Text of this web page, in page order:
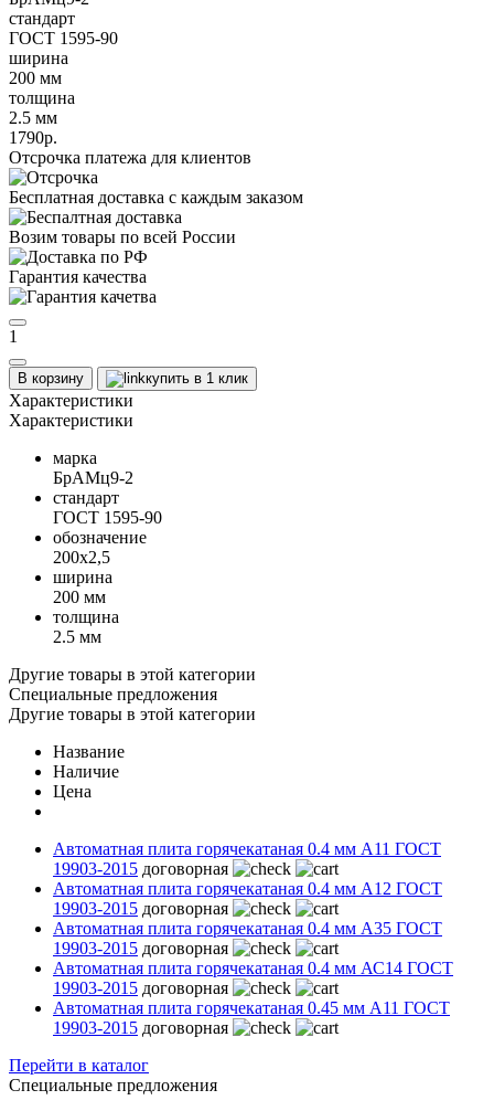
стандарт
ГОСТ 1595-90
ширина
200 мм
толщина
2.5 мм
1790р.
Отсрочка платежа для клиентов
Бесплатная доставка с каждым заказом
Возим товары по всей России
Гарантия качества
1
В корзину купить в 1 клик
Характеристики
Характеристики
марка
БрАМц9-2
стандарт
ГОСТ 1595-90
обозначение
200х2,5
ширина
200 мм
толщина
2.5 мм
Другие товары в этой категории
Специальные предложения
Другие товары в этой категории
Название
Наличие
Цена
Автоматная плита горячекатаная 0.4 мм А11 ГОСТ
19903-2015 договорная
Автоматная плита горячекатаная 0.4 мм А12 ГОСТ
19903-2015 договорная
Автоматная плита горячекатаная 0.4 мм А35 ГОСТ
19903-2015 договорная
Автоматная плита горячекатаная 0.4 мм АС14 ГОСТ
19903-2015 договорная
Автоматная плита горячекатаная 0.45 мм А11 ГОСТ
19903-2015 договорная
Перейти в каталог
Специальные предложения